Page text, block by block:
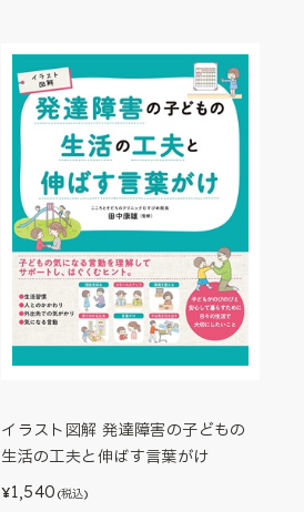
イラスト図解 発達障害の子どもの
生活の工夫と伸ばす言葉がけ
¥1,540 (税込)